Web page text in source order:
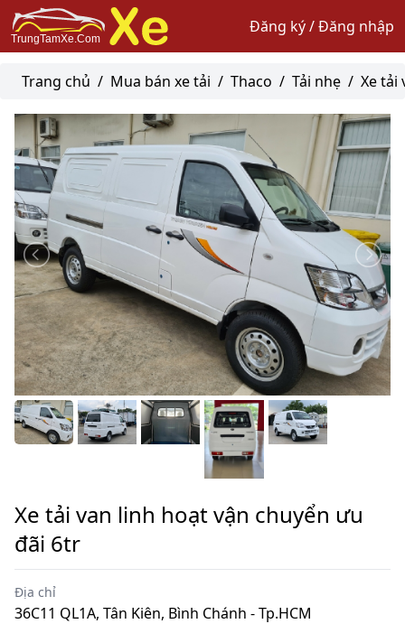
Đăng ký / Đăng nhập
Trang chủ / Mua bán xe tải / Thaco / Tải nhẹ / Xe tải
Xe tải van linh hoạt vận chuyển ưu
đãi 6tr
Địa chỉ
36C11 QL1A, Tân Kiên, Bình Chánh - Tp.HCM